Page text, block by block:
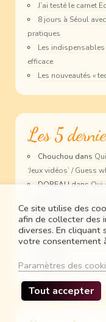
J’ai testé le carnet
8 jours à Séoul
pratiques
Les
efficace
Les nouveautés «
Les 5
Chouchou dans
‘Jeux vidéos’ / Guess
DOREAU dans Qui
Chouchou dans
ménagères
hequet luciedans
LyadansJ’ai testé
Ce site utilise des
afin de collecter des
diverses. En cliquant
votre consentement
Paramètres des
Tout accepter